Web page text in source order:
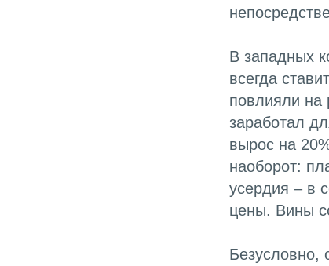
В западных
всегда
повлияли на
заработал
вырос на
наоборот:
усердия – в
цены. Вины
Безусловно,